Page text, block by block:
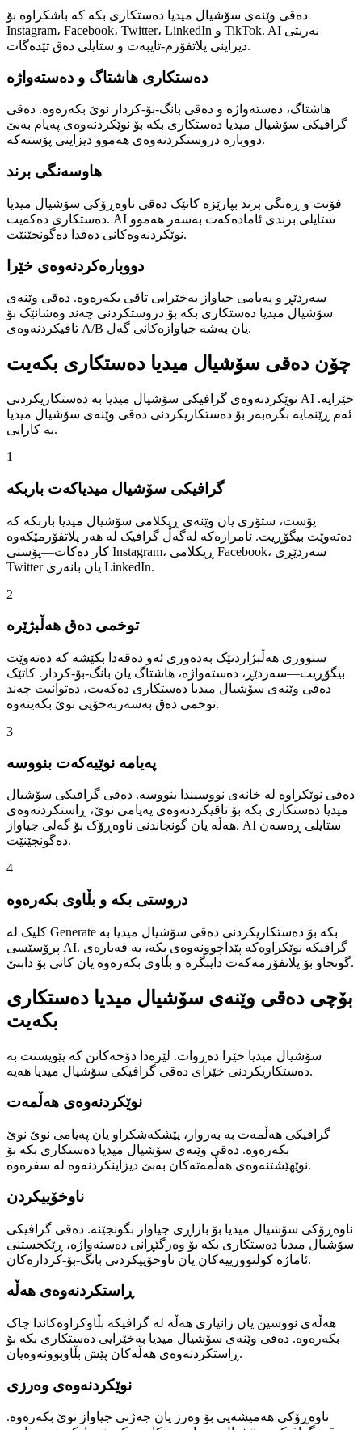
دەقی وێنەی سۆشیال میدیا دەستکاری بکە کە باشکراوە بۆ
Instagram، Facebook، Twitter، LinkedIn و TikTok. AI نەریتی
دیزاینی پلاتفۆرم-تایبەت و ستایلی دەق تێدەگات.
دەستکاری هاشتاگ و دەستەواژە
هاشتاگ، دەستەواژە و دەقی بانگ-بۆ-کردار نوێ بکەرەوە. دەقی
گرافیکی سۆشیال میدیا دەستکاری بکە بۆ نوێکردنەوەی پەیام بەبێ
دووبارە دروستکردنەوەی هەموو دیزاینی پۆستەکە.
هاوسەنگی برند
فۆنت و ڕەنگی برند بپارێزە کاتێک دەقی ناوەڕۆکی سۆشیال میدیا
دەستکاری دەکەیت. AI ستایلی برندی ئامادەکەت بەسەر هەموو
نوێکردنەوەکانی دەقدا دەگونجێنێت.
دووبارەکردنەوەی خێرا
سەردێڕ و پەیامی جیاواز بەخێرایی تاقی بکەرەوە. دەقی وێنەی
سۆشیال میدیا دەستکاری بکە بۆ دروستکردنی چەند وەشانێک بۆ
تاقیکردنەوەی A/B یان بەشە جیاوازەکانی گەل.
چۆن دەقی سۆشیال میدیا دەستکاری بکەیت
نوێکردنەوەی گرافیکی سۆشیال میدیا بە دەستکاریکردنی AI خێرایە.
ئەم ڕێنمایە بگرەبەر بۆ دەستکاریکردنی دەقی وێنەی سۆشیال میدیا
بە کارایی.
1
گرافیکی سۆشیال میدیاکەت باربکە
پۆست، ستۆری یان وێنەی ڕیکلامی سۆشیال میدیا باربکە کە
دەتەوێت بیگۆڕیت. ئامرازەکە لەگەڵ گرافیک لە هەر پلاتفۆرمێکەوە
کار دەکات—پۆستی Instagram، ڕیکلامی Facebook، سەردێڕی
Twitter یان بانەری LinkedIn.
2
توخمی دەق هەڵبژێرە
سنووری هەڵبژاردنێک بەدەوری ئەو دەقەدا بکێشە کە دەتەوێت
بیگۆڕیت—سەردێڕ، دەستەواژە، هاشتاگ یان بانگ-بۆ-کردار. کاتێک
دەقی وێنەی سۆشیال میدیا دەستکاری دەکەیت، دەتوانیت چەند
توخمی دەق بەسەربەخۆیی نوێ بکەیتەوە.
3
پەیامە نوێیەکەت بنووسە
دەقی نوێکراوە لە خانەی نووسیندا بنووسە. دەقی گرافیکی سۆشیال
میدیا دەستکاری بکە بۆ تاقیکردنەوەی پەیامی نوێ، ڕاستکردنەوەی
هەڵە یان گونجاندنی ناوەڕۆک بۆ گەلی جیاواز. AI ستایلی ڕەسەن
دەگونجێنێت.
4
دروستی بکە و بڵاوی بکەرەوە
کلیک لە Generate بکە بۆ دەستکاریکردنی دەقی سۆشیال میدیا بە
پرۆسێسی AI. گرافیکە نوێکراوەکە پێداچوونەوەی بکە، بە قەبارەی
گونجاو بۆ پلاتفۆرمەکەت دایبگرە و بڵاوی بکەرەوە یان کاتی بۆ دابنێ.
بۆچی دەقی وێنەی سۆشیال میدیا دەستکاری
بکەیت
سۆشیال میدیا خێرا دەڕوات. لێرەدا دۆخەکانن کە پێویستت بە
دەستکاریکردنی خێرای دەقی گرافیکی سۆشیال میدیا هەیە.
نوێکردنەوەی هەڵمەت
گرافیکی هەڵمەت بە بەروار، پێشکەشکراو یان پەیامی نوێ نوێ
بکەرەوە. دەقی وێنەی سۆشیال میدیا دەستکاری بکە بۆ
نوێهێشتنەوەی هەڵمەتەکان بەبێ دیزاینکردنەوە لە سفرەوە.
ناوخۆییکردن
ناوەڕۆکی سۆشیال میدیا بۆ بازاڕی جیاواز بگونجێنە. دەقی گرافیکی
سۆشیال میدیا دەستکاری بکە بۆ وەرگێڕانی دەستەواژە، ڕێکخستنی
ئاماژە کولتوورییەکان یان ناوخۆییکردنی بانگ-بۆ-کردارەکان.
ڕاستکردنەوەی هەڵە
هەڵەی نووسین یان زانیاری هەڵە لە گرافیکە بڵاوکراوەکاندا چاک
بکەرەوە. دەقی وێنەی سۆشیال میدیا بەخێرایی دەستکاری بکە بۆ
ڕاستکردنەوەی هەڵەکان پێش بڵاوبوونەوەیان.
نوێکردنەوەی وەرزی
ناوەڕۆکی هەمیشەیی بۆ وەرز یان جەژنی جیاواز نوێ بکەرەوە.